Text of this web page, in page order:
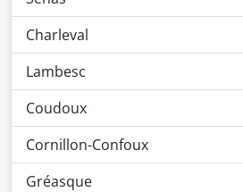
Charleval
Lambesc
Coudoux
Cornillon-Confoux
Gréasque